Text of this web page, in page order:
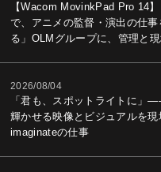
【Wacom MovinkPad Pro 14
で、アニメの監督・演出の仕事
る」OLMグループに、管理と
2026/08/04
「君も、スポットライトに」
輝かせる映像とビジュアルを現
imaginateの仕事